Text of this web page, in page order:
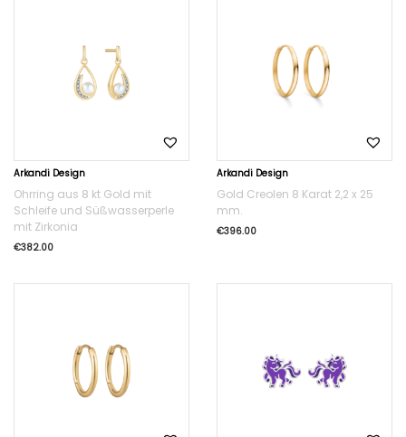
Arkandi Design
Ohrring aus 8 kt Gold mit
Schleife und Süßwasserperle
mit Zirkonia
€382.00
Arkandi Design
Gold Creolen 8 Karat 2,2 x 25
mm.
€396.00